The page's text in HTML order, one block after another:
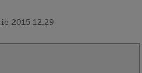
2015 12:29